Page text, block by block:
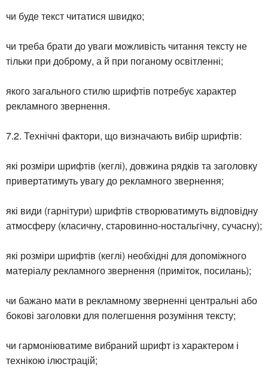
чи буде текст читатися швидко;
чи треба брати до уваги можливість читання тексту не
тільки при доброму, а й при поганому освітленні;
якого загального стилю шрифтів потребує характер
рекламного звернення.
7.2. Технічні фактори, що визначають вибір шрифтів:
які розміри шрифтів (кеглі), довжина рядків та заголовку
привертатимуть увагу до рекламного звернення;
які види (гарнітури) шрифтів створюватимуть відповідну
атмосферу (класичну, старовинно-ностальгічну, сучасну);
які розміри шрифтів (кеглі) необхідні для допоміжного
матеріалу рекламного звернення (приміток, посилань);
чи бажано мати в рекламному зверненні центральні або
бокові заголовки для полегшення розуміння тексту;
чи гармоніюватиме вибраний шрифт із характером і
технікою ілюстрацій;